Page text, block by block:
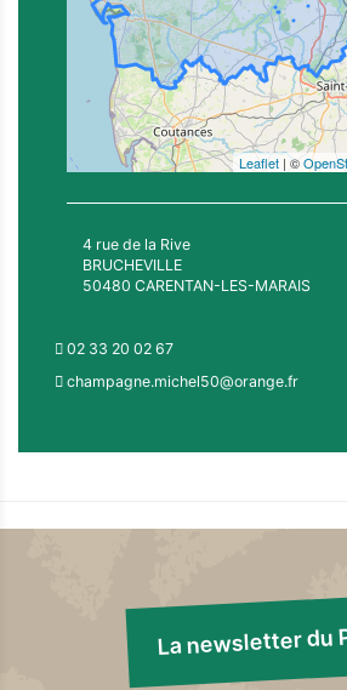
Leaflet | ©
4 rue de la Rive
BRUCHEVILLE
50480 CARENTAN-LES-MARAIS
02 33 20 02 67
champagne.michel50@orange.fr
La newsletter du